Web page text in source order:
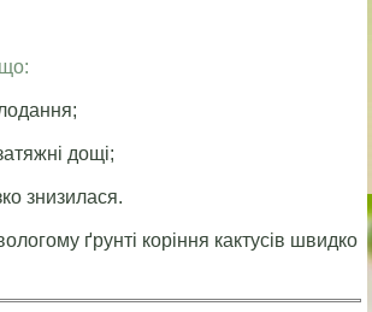
дощі;
знизилася.
ґрунті коріння кактусів швидко